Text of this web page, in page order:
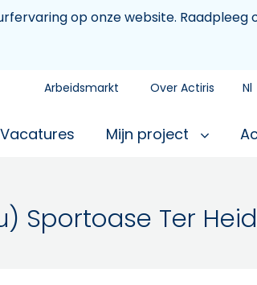
op onze website. Raadpleeg
Arbeidsmarkt Over Actiris Nl
Vacatures Mijn project
Sportoase Ter